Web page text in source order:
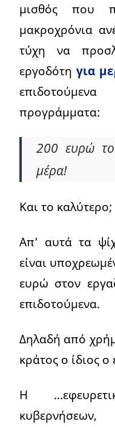
μισθός που
μακροχρόνια
τύχη να
εργοδότη για
προγράμματα:
200 ευρώ
μέρα!
Και το καλύτερο;
Απ’ αυτά τα
είναι
ευρώ στον
επιδοτούμενα.
Δηλαδή από
κράτος ο ίδιος
Η